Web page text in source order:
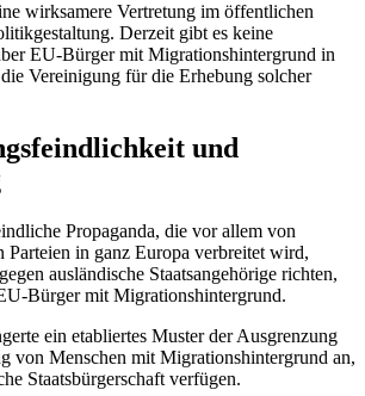
wirksamere Vertretung im öffentlichen
Derzeit gibt es keine
EU-Bürger mit Migrationshintergrund in
Vereinigung für die Erhebung solcher
und
Propaganda, die vor allem von
Parteien in ganz Europa verbreitet wird,
ausländische Staatsangehörige richten,
Bürger mit Migrationshintergrund.
ein etabliertes Muster der Ausgrenzung
von Menschen mit Migrationshintergrund an,
Staatsbürgerschaft verfügen.